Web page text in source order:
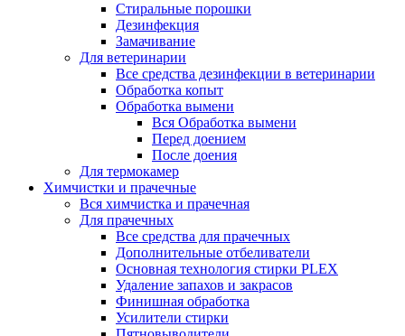
Стиральные порошки
Дезинфекция
Замачивание
Для ветеринарии
Все средства дезинфекции в ветеринарии
Обработка копыт
Обработка вымени
Вся Обработка вымени
Перед доением
После доения
Для термокамер
Химчистки и прачечные
Вся химчистка и прачечная
Для прачечных
Все средства для прачечных
Дополнительные отбеливатели
Основная технология стирки PLEX
Удаление запахов и закрасов
Финишная обработка
Усилители стирки